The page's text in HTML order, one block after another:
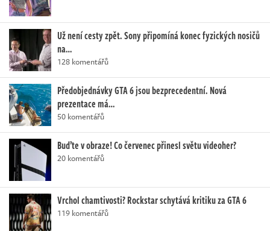
Už není cesty zpět. Sony připomíná konec fyzických nosičů
na…
128 komentářů
Předobjednávky GTA 6 jsou bezprecedentní. Nová
prezentace má…
50 komentářů
Buďte v obraze! Co červenec přinesl světu videoher?
20 komentářů
Vrchol chamtivosti? Rockstar schytává kritiku za GTA 6
119 komentářů